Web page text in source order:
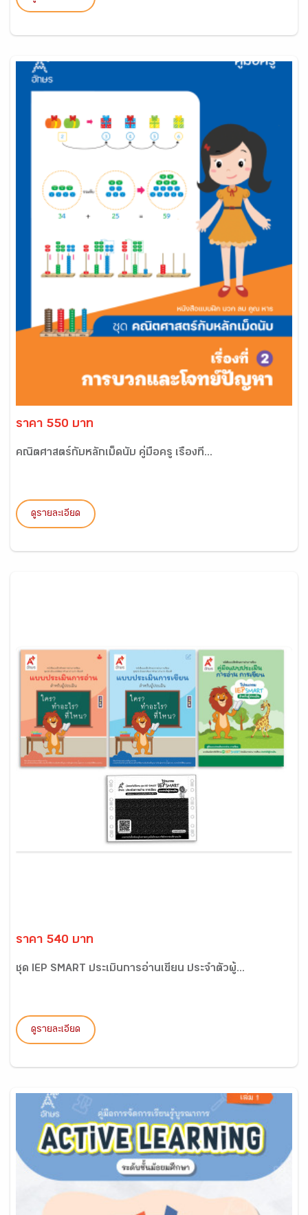
ราคา 550 บาท
คณิตศาสตร์กับหลักเม็ดนับ คู่มือครู เรื่องที่...
ดูรายละเอียด
ราคา 540 บาท
ชุด IEP SMART ประเมินการอ่านเขียน ประจำตัวผู้...
ดูรายละเอียด